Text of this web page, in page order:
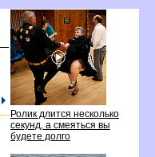
Ролик длится несколько
секунд, а смеяться вы
удете долго